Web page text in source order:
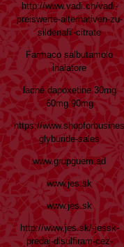
http://www.vadi.ch/vadi-
preiswerte-alternativen-zu-
sildenafil-citrate
Farmaco salbutamolo
inalatore
lacné dapoxetine 30mg
60mg 90mg
https://
glyburide-sales
www.grupguem.ad
www.jes.sk
www.jes.sk
http://www.jes.sk/-jessk-
predaj-disulfiram-cez-